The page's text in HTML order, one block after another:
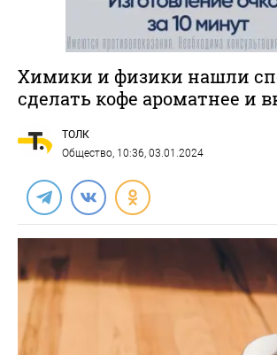
Химики и физики нашли
сделать кофе ароматнее и
ТОЛК
Общество, 10:36, 03.01.2024